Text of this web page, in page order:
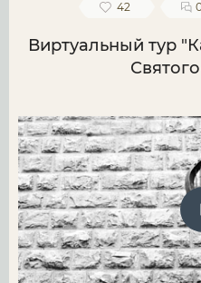
42
Виртуальный тур